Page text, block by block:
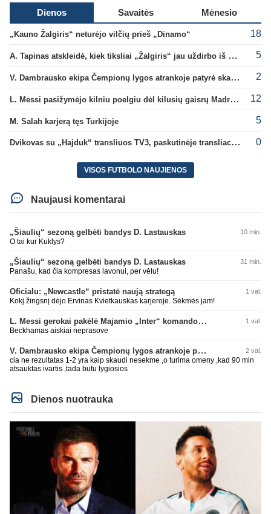
Dienos Savaitės Mėnesio
„Kauno Žalgiris“ neturėjo vilčių prieš „Dinamo“ 18
A. Tapinas atskleidė, kiek tiksliai „Žalgiris“ jau uždirbo iš UEFA premijų 5
V. Dambrausko ekipa Čempionų lygos atrankoje patyrė skaudžią nesėkmę 2
L. Messi pasižymėjo kilniu poelgiu dėl kilusių gaisrų Madride 12
M. Salah karjerą tęs Turkijoje 5
Dvikovas su „Hajduk“ transliuos TV3, paskutinėje transliacijoje – nauji rekordai 0
VISOS FUTBOLO NAUJIENOS
Naujausi komentarai
„Šiaulių“ sezoną gelbėti bandys D. Lastauskas 10 min.
O tai kur Kuklys?
„Šiaulių“ sezoną gelbėti bandys D. Lastauskas 31 min.
Panašu, kad čia kompresas lavonui, per vėlu!
Oficialu: „Newcastle“ pristatė naują strategą 1 val.
Kokį žingsnį dėjo Ervinas Kvietkauskas karjeroje. Sėkmės jam!
L. Messi gerokai pakėlė Majamio „Inter“ komandos vertę 1 val.
Beckhamas aiskiai neprasove
V. Dambrausko ekipa Čempionų lygos atrankoje patyrė skaudžią nesėkmę 2 val.
cia ne rezultatas 1-2 yra kaip skaudi nesekme ,o turima omeny ,kad 90 min
atsauktas ivartis ,tada butu lygiosios
Dienos nuotrauka